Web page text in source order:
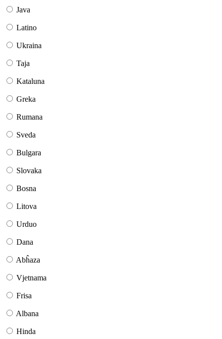
Java
Latino
Ukraina
Taja
Kataluna
Greka
Rumana
Sveda
Bulgara
Slovaka
Bosna
Litova
Urduo
Dana
Abĥaza
Vjetnama
Frisa
Albana
Hinda